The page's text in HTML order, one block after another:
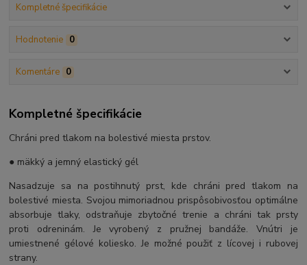
Kompletné špecifikácie
Hodnotenie 0
Komentáre 0
Kompletné špecifikácie
Chráni pred tlakom na bolestivé miesta prstov.
● mäkký a jemný elastický gél
Nasadzuje sa na postihnutý prst, kde chráni pred tlakom na
bolestivé miesta. Svojou mimoriadnou prispôsobivosťou optimálne
absorbuje tlaky, odstraňuje zbytočné trenie a chráni tak prsty
proti odreninám. Je vyrobený z pružnej bandáže. Vnútri je
umiestnené gélové koliesko. Je možné použiť z lícovej i rubovej
strany.